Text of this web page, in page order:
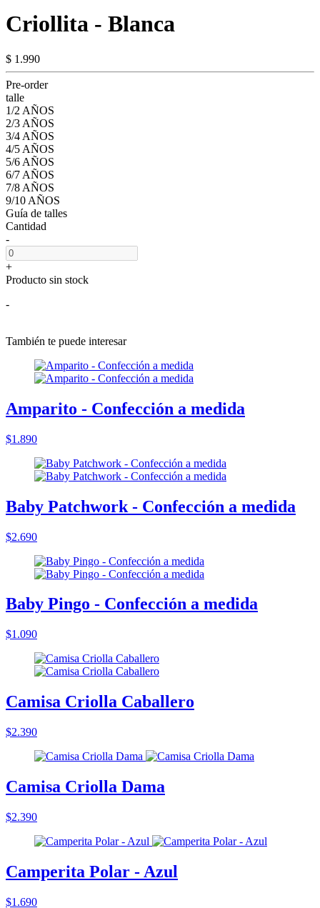
Criollita - Blanca
$ 1.990
Pre-order
talle
1/2 AÑOS
2/3 AÑOS
3/4 AÑOS
4/5 AÑOS
5/6 AÑOS
6/7 AÑOS
7/8 AÑOS
9/10 AÑOS
Guía de talles
Cantidad
-
+
Producto sin stock
-
También te puede interesar
Amparito - Confección a medida
$1.890
Baby Patchwork - Confección a medida
$2.690
Baby Pingo - Confección a medida
$1.090
Camisa Criolla Caballero
$2.390
Camisa Criolla Dama
$2.390
Camperita Polar - Azul
$1.690